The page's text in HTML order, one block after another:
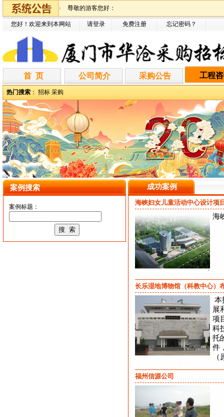
尊敬的游客您好：
您好！欢迎来到本网站 请登录 免费注册 忘记密码？
首 页 公司简介 采购公告 工程
热门搜索 ： 招标 采购
案例搜索
案例标题：
成功案例
海峡妇女儿童活动中心设计项
海
长乐湿地博物馆（科教中心）
本
展
项
科
托
件
福州信源公司